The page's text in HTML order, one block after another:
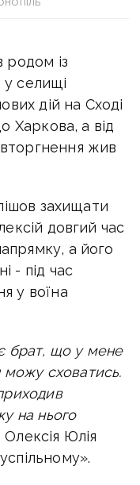
родом із
селищі
дій на Сході
Харкова, а від
жив
захищати
довгий час
а його
- під час
у воїна
брат, що у мене
можу сховатись.
на нього
Юлія